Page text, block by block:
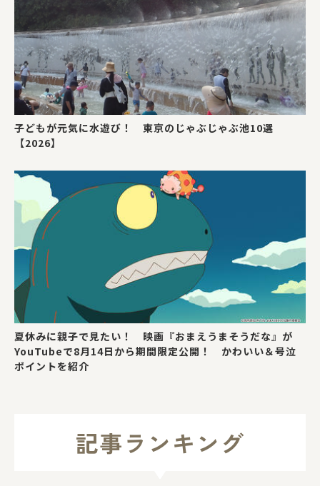
子どもが元気に水遊び！ 東京のじゃぶじゃぶ池10選
【2026】
夏休みに親子で見たい！ 映画『おまえうまそうだな』が
YouTubeで8月14日から期間限定公開！ かわいい＆号泣
ポイントを紹介
記事ランキング